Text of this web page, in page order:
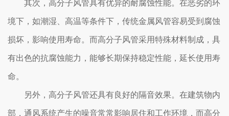
其次，高分子风管具有优异的耐腐蚀性能。在恶劣的环
境下，如潮湿、高温等条件下，传统金属风管容易受到腐蚀
损坏，影响使用寿命。而高分子风管采用特殊材料制成，具
有出色的抗腐蚀能力，能够长期保持稳定性能，延长使用寿
命。
另外，高分子风管还具有良好的隔音效果。在建筑物内
部，通风系统产生的噪音常常影响居住和工作环境，而高分